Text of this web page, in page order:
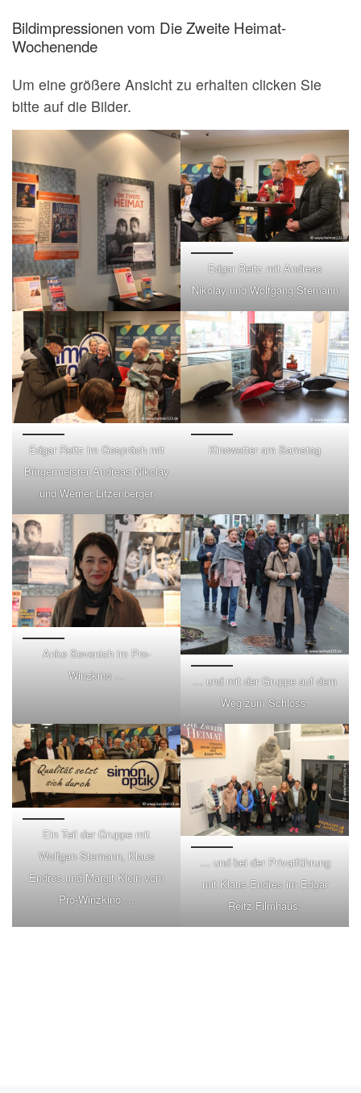
Bildimpressionen vom Die Zweite Heimat-
Wochenende
Um eine größere Ansicht zu erhalten clicken Sie
bitte auf die Bilder.
Edgar Reitz mit Andreas
Nikolay und Wolfgang Stemann
Edgar Reitz im Gespräch mit
Bürgermeister Andreas Nikolay
und Werner Litzenberger
Kinowetter am Samstag
Anke Sevenich im Pro-
Winzkino …
… und mit der Gruppe auf dem
Weg zum Schloss.
Ein Teil der Gruppe mit
Wolfgan Stemann, Klaus
Endres und Margit Klein vom
Pro-Winzkino …
… und bei der Privatführung
mit Klaus Endres im Edgar
Reitz Filmhaus.